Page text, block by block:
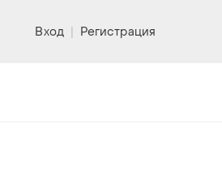
Вход | Регистрация